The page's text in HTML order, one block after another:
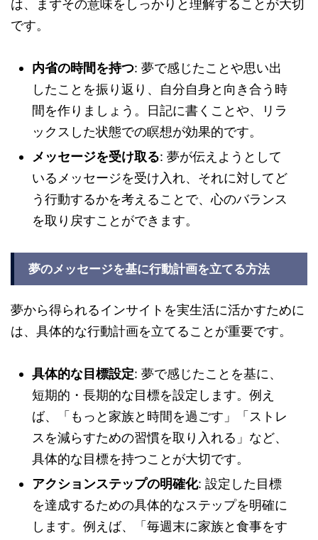
は、まずその意味をしっかりと理解することが大切
です。
内省の時間を持つ: 夢で感じたことや思い出
したことを振り返り、自分自身と向き合う時
間を作りましょう。日記に書くことや、リラ
ックスした状態での瞑想が効果的です。
メッセージを受け取る: 夢が伝えようとして
いるメッセージを受け入れ、それに対してど
う行動するかを考えることで、心のバランス
を取り戻すことができます。
夢のメッセージを基に行動計画を立てる方法
夢から得られるインサイトを実生活に活かすために
は、具体的な行動計画を立てることが重要です。
具体的な目標設定: 夢で感じたことを基に、
短期的・長期的な目標を設定します。例え
ば、「もっと家族と時間を過ごす」「ストレ
スを減らすための習慣を取り入れる」など、
具体的な目標を持つことが大切です。
アクションステップの明確化: 設定した目標
を達成するための具体的なステップを明確に
します。例えば、「毎週末に家族と食事をす